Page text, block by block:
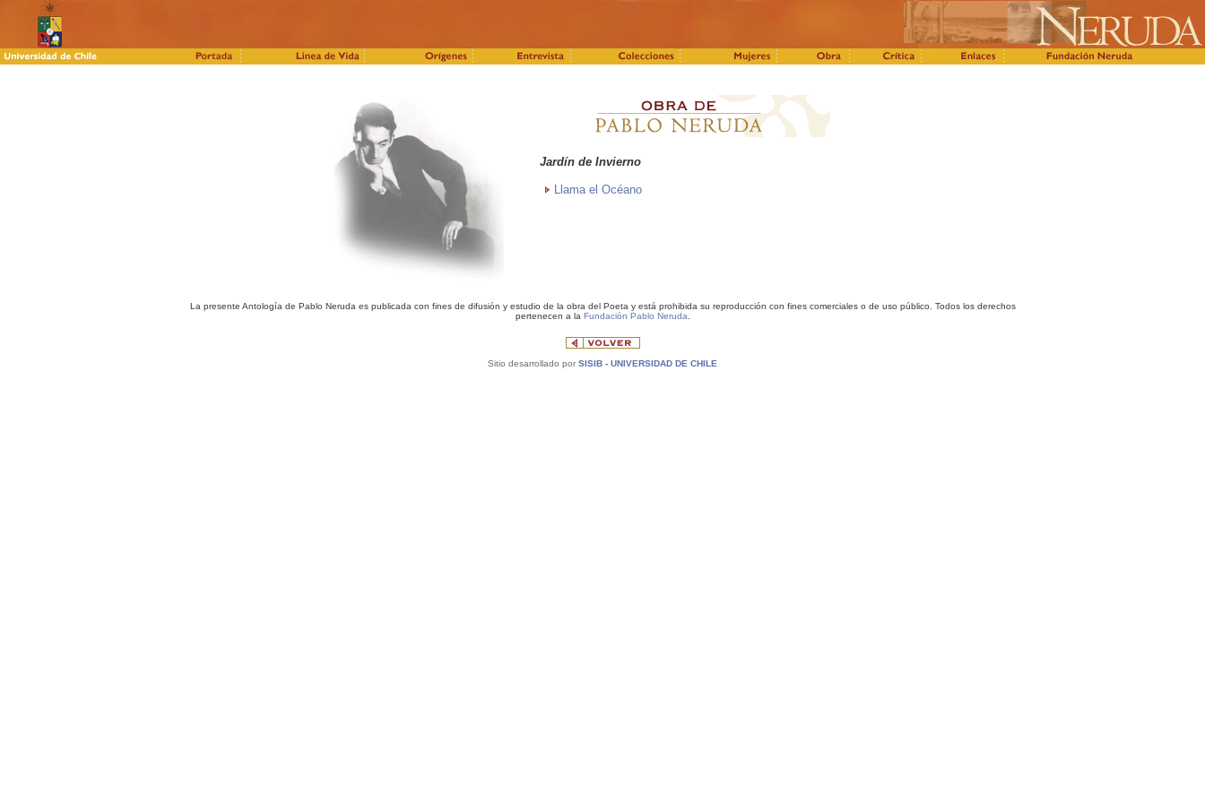
Jardín de Invierno
Llama el Océano
La presente Antología de Pablo Neruda es publicada con fines de difusión y estudio de la obra del Poeta y está prohibida su reproducción con fines comerciales o de uso público. Todos los derechos
pertenecen a la Fundación Pablo Neruda
Sitio desarrollado por SISIB - UNIVERSIDAD DE CHILE